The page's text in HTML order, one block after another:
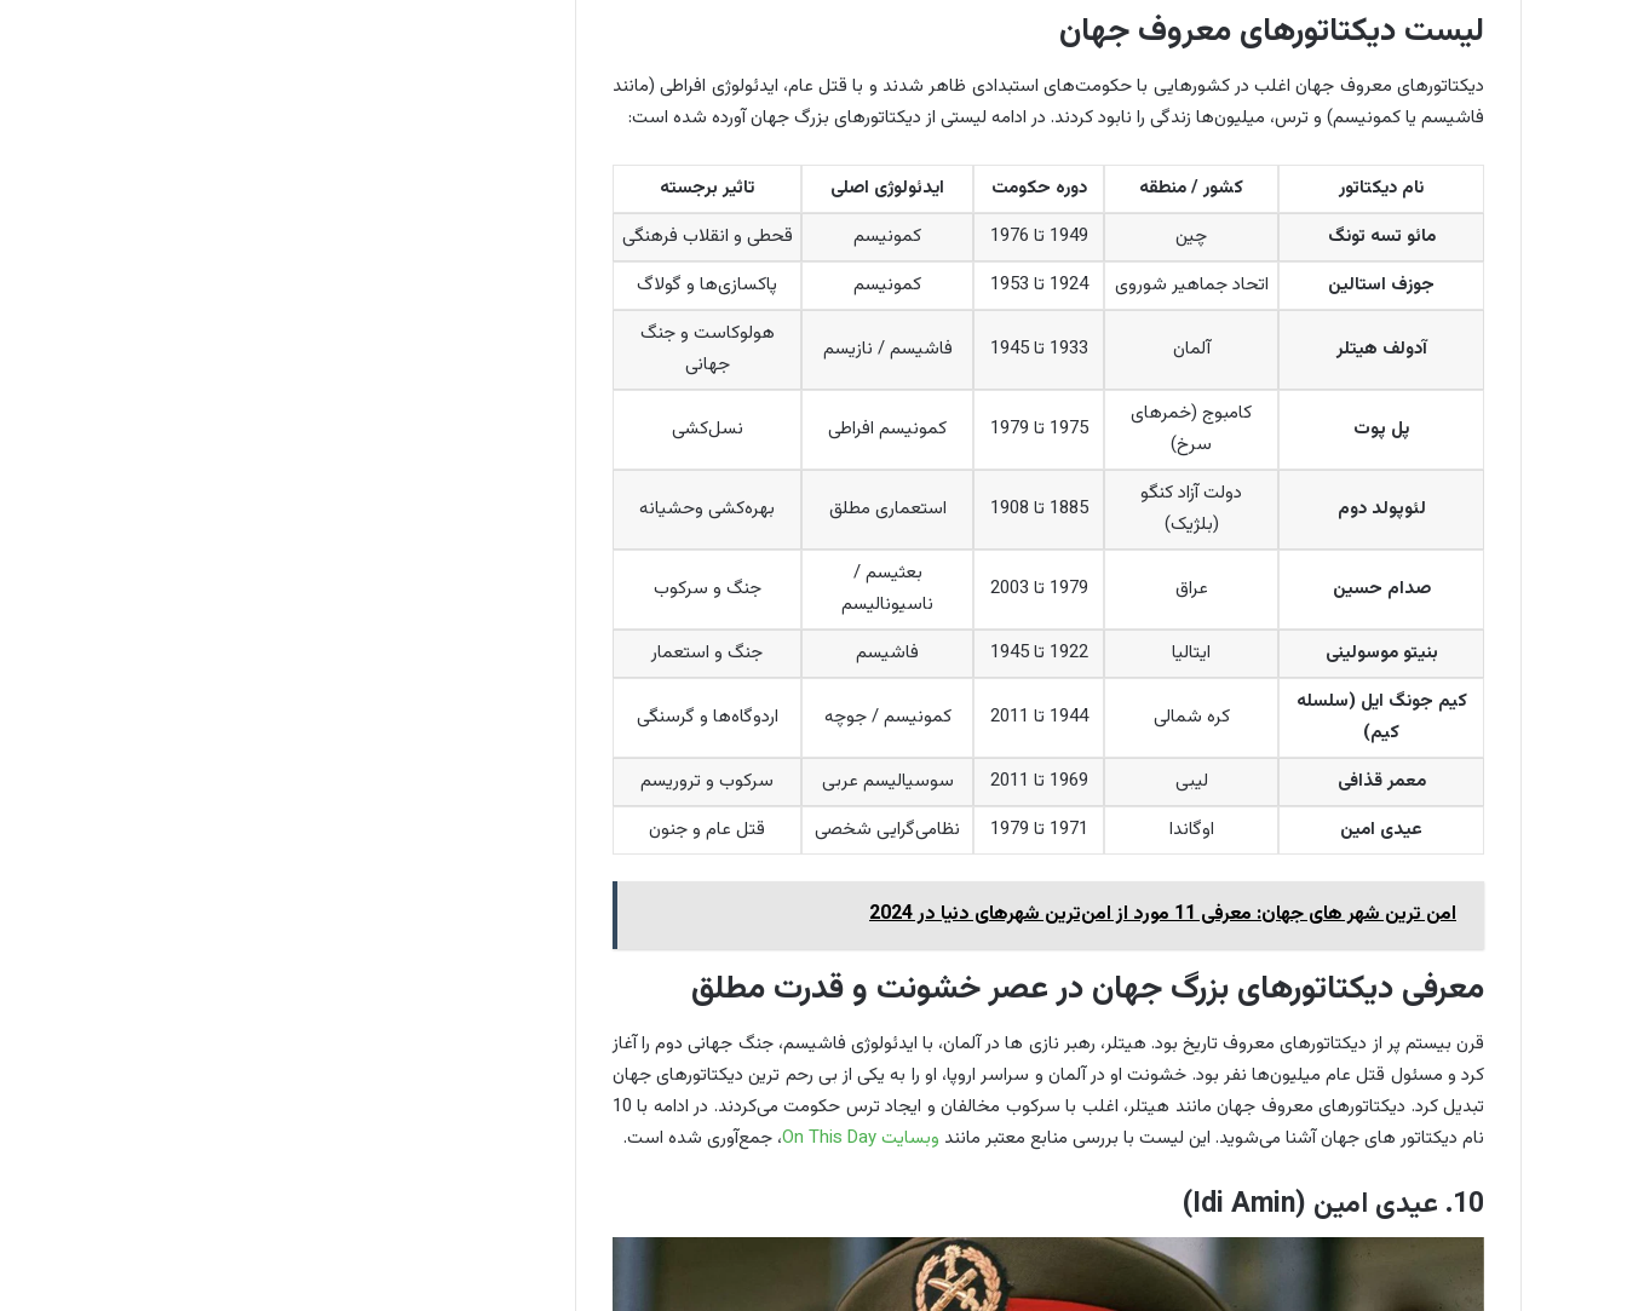
لیست دیکتاتورهای معروف جهان
دیکتاتورهای معروف جهان اغلب در کشورهایی با حکومت‌های استبدادی ظاهر شدند و با قتل عام، ایدئولوژی افراطی (مانند
فاشیسم یا کمونیسم) و ترس، میلیون‌ها زندگی را نابود کردند. در ادامه لیستی از دیکتاتورهای بزرگ جهان آورده شده است:
نام دیکتاتور کشور / منطقه دوره حکومت ایدئولوژی اصلی
تاثیر برجسته
مائو تسه تونگ
چین 1949 تا 1976 کمونیسم
قحطی و انقلاب فرهنگی
جوزف استالین
اتحاد جماهیر شوروی 1924 تا 1953 کمونیسم پاکسازی‌ها و گولاگ
آدولف هیتلر آلمان 1933 تا 1945 فاشیسم / نازیسم
هولوکاست و جنگ
جهانی
پل پوت
کامبوج (خمرهای
سرخ)
1975 تا 1979 کمونیسم افراطی نسل‌کشی
لئوپولد دوم
دولت آزاد کنگو
(بلژیک)
1885 تا 1908 استعماری مطلق بهره‌کشی وحشیانه
صدام حسین عراق 1979 تا 2003
بعثیسم /
ناسیونالیسم
جنگ و سرکوب
بنیتو موسولینی ایتالیا 1922 تا 1945 فاشیسم
جنگ و استعمار
کیم جونگ ایل (سلسله
کیم)
کره شمالی 1944 تا 2011 کمونیسم / جوچه اردوگاه‌ها و گرسنگی
معمر قذافی لیبی 1969 تا 2011 سوسیالیسم عربی
سرکوب و تروریسم
عیدی امین
اوگاندا 1971 تا 1979 نظامی‌گرایی شخصی قتل عام و جنون
امن ترین شهر های جهان: معرفی 11 مورد از امن‌ترین شهرهای دنیا در 2024
معرفی دیکتاتورهای بزرگ جهان در عصر خشونت و قدرت مطلق
قرن بیستم پر از دیکتاتورهای معروف تاریخ بود. هیتلر، رهبر نازی ها در آلمان، با ایدئولوژی فاشیسم، جنگ جهانی دوم را آغاز
کرد و مسئول قتل عام میلیون‌ها نفر بود. خشونت او در آلمان و سراسر اروپا، او را به یکی از بی رحم ترین دیکتاتورهای جهان
تبدیل کرد. دیکتاتورهای معروف جهان مانند هیتلر، اغلب با سرکوب مخالفان و ایجاد ترس حکومت می‌کردند. در ادامه با 10
نام دیکتاتور های جهان آشنا می‌شوید. این لیست با بررسی منابع معتبر مانند وبسایت On This Day ، جمع‌آوری شده است.
10. عیدی امین (Idi Amin)